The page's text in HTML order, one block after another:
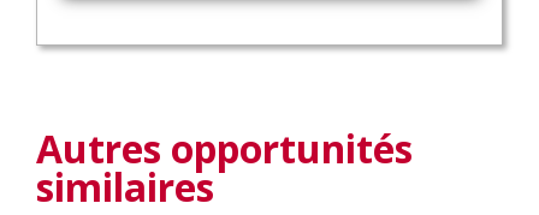
Autres opportunités
similaires